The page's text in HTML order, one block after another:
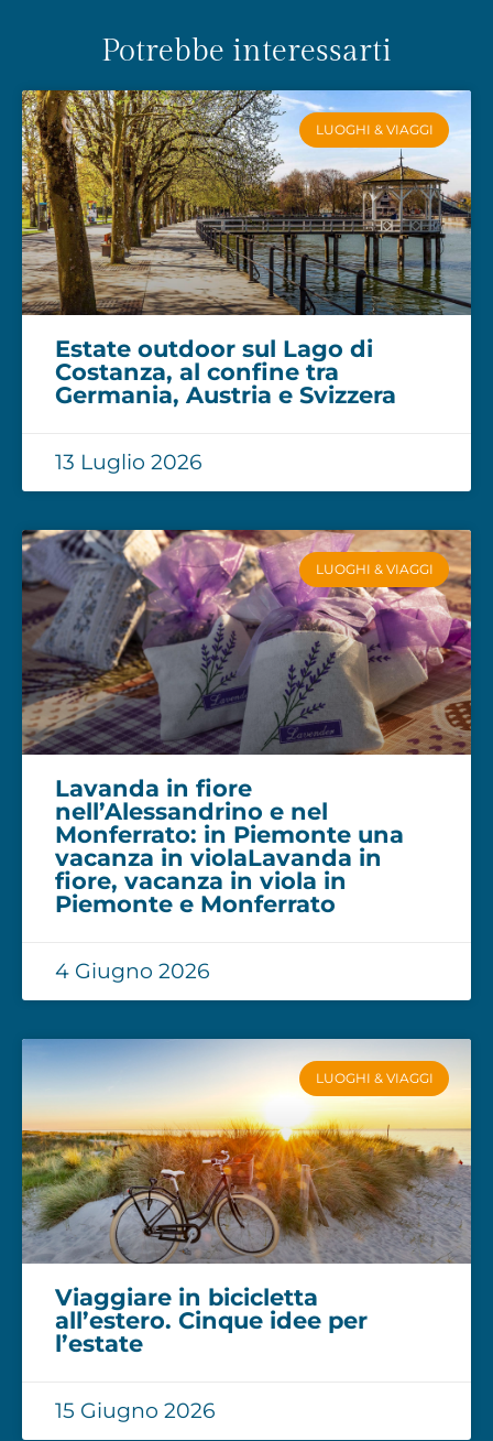
Potrebbe interessarti
LUOGHI & VIAGGI
Estate outdoor sul Lago di
Costanza, al confine tra
Germania, Austria e Svizzera
13 Luglio 2026
LUOGHI & VIAGGI
Lavanda in fiore
nell’Alessandrino e nel
Monferrato: in Piemonte una
vacanza in violaLavanda in
fiore, vacanza in viola in
Piemonte e Monferrato
4 Giugno 2026
LUOGHI & VIAGGI
Viaggiare in bicicletta
all’estero. Cinque idee per
l’estate
15 Giugno 2026